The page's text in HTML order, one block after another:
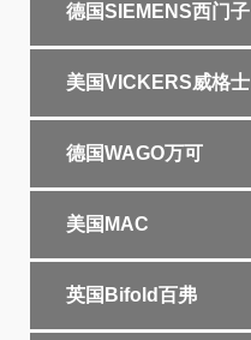
德国SIEMENS西门子
美国VICKERS威格士
德国WAGO万可
美国MAC
英国Bifold百弗